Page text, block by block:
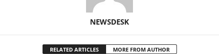
NEWSDESK
RELATED ARTICLES MORE FROM AUTHOR